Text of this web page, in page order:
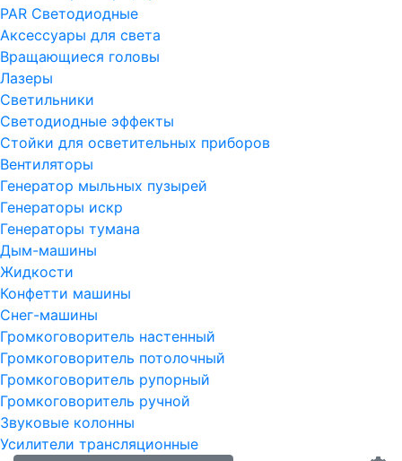
PAR Светодиодные
Аксессуары для света
Вращающиеся головы
Лазеры
Светильники
Светодиодные эффекты
Стойки для осветительных приборов
Вентиляторы
Генератор мыльных пузырей
Генераторы искр
Генераторы тумана
Дым-машины
Жидкости
Конфетти машины
Снег-машины
Громкоговоритель настенный
Громкоговоритель потолочный
Громкоговоритель рупорный
Громкоговоритель ручной
Звуковые колонны
Усилители трансляционные